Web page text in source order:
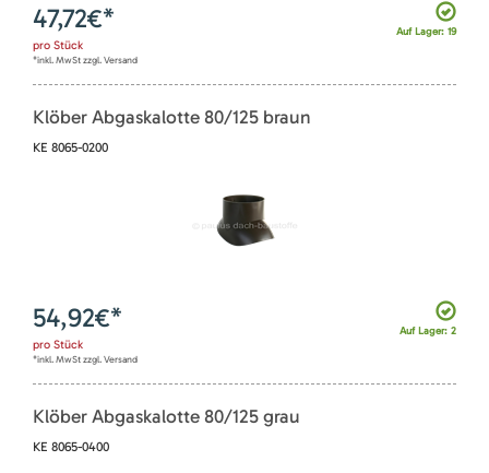
Auf Lager: 19
47,72€*
pro Stück
*inkl. MwSt zzgl. Versand
Klöber Abgaskalotte 80/125 braun
KE 8065-0200
Auf Lager: 2
54,92€*
pro Stück
*inkl. MwSt zzgl. Versand
Klöber Abgaskalotte 80/125 grau
KE 8065-0400